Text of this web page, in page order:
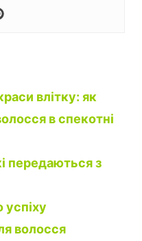
влітку: як
в спекотні
передаються з
успіху
волосся